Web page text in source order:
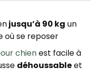
jusqu’à 90 kg un
où se reposer
chienest facile à
déhoussableet